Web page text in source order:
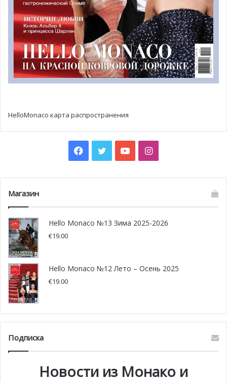
Вторую команду под названием Notorious возглавит
генеральный секретарь Фонд княгини Шарлен
Уиттсток.
HelloMonaco карта распространения
Facebook
TwitterYouTubeInstagram
Магазин
Hello Monaco №13 Зима 2025-2026
€19.00
Hello Monaco №12 Лето – Осень 2025
€19.00
Подписка
Новости из Монако и